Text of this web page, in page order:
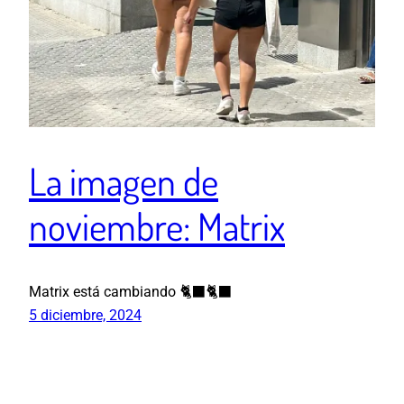
La imagen de
noviembre: Matrix
Matrix está cambiando 🐈‍⬛🐈‍⬛
5 diciembre, 2024